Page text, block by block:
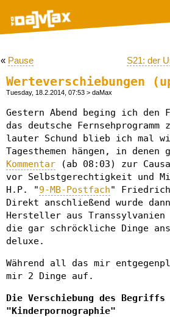
« Pause S21: der
Werteverschiebungen
Tuesday, 18.2.2014, 07:53 > daMax
Gestern Abend beging ich den
das deutsche Fernsehprogramm
lauter Schund blieb ich mal
Tagesthemen hängen, in denen
Kommentar (ab 08:03) zur
vor Selbstgerechtigkeit und
H.P. "9-MB-Postfach"
Direkt anschließend wurde
Hersteller aus
die gar schröckliche Dinge
deluxe.
Während all das mir
mir 2 Dinge auf.
Die Verschiebung des Begriffs
"Kinderpornographie"